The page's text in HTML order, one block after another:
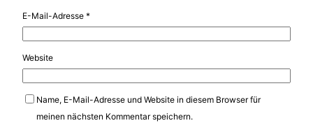
E-Mail-Adresse *
Website
Name, E-Mail-Adresse und Website in diesem Browser für
meinen nächsten Kommentar speichern.